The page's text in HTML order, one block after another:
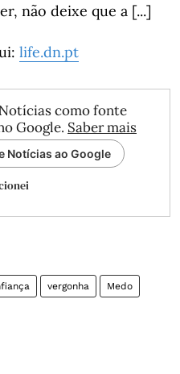
não deixe que a [...]
life.dn.pt
como fonte
Google. Saber mais
Notícias ao Google
vergonha Medo